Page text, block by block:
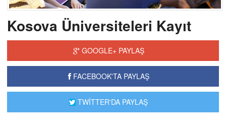
Kosova Üniversiteleri Kayıt
GOOGLE+ PAYLAŞ
FACEBOOK'TA PAYLAŞ
TWİTTER'DA PAYLAŞ